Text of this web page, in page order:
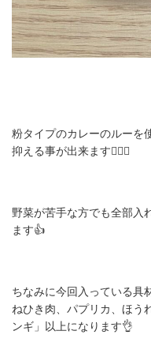
粉タイプのカレーのルーを
抑える事が出来ます🙆🏻‍♂️
野菜が苦手な方でも全部入
ます👍
ちなみに今回入っている具
ねひき肉、パプリカ、ほう
ンギ」以上になります👌